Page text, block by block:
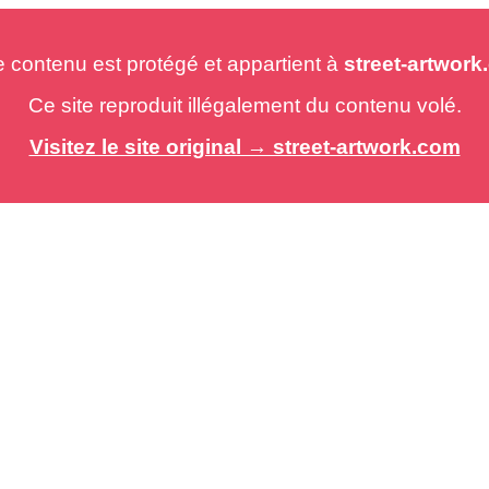
est protégé et appartient à street-
Ce site reproduit illégalement du contenu volé.
Visitez le site original → street-artwork.com